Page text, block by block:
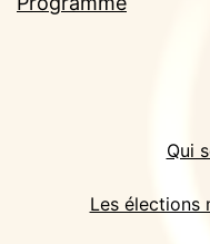
Qui
Les élections